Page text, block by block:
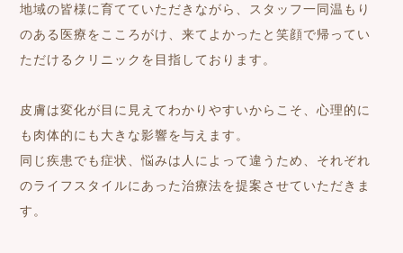
地域の皆様に育てていただきながら、スタッフ一同温もり
のある医療をこころがけ、来てよかったと笑顔で帰ってい
ただけるクリニックを目指しております。
皮膚は変化が目に見えてわかりやすいからこそ、心理的に
も肉体的にも大きな影響を与えます。
同じ疾患でも症状、悩みは人によって違うため、それぞれ
のライフスタイルにあった治療法を提案させていただきま
す。